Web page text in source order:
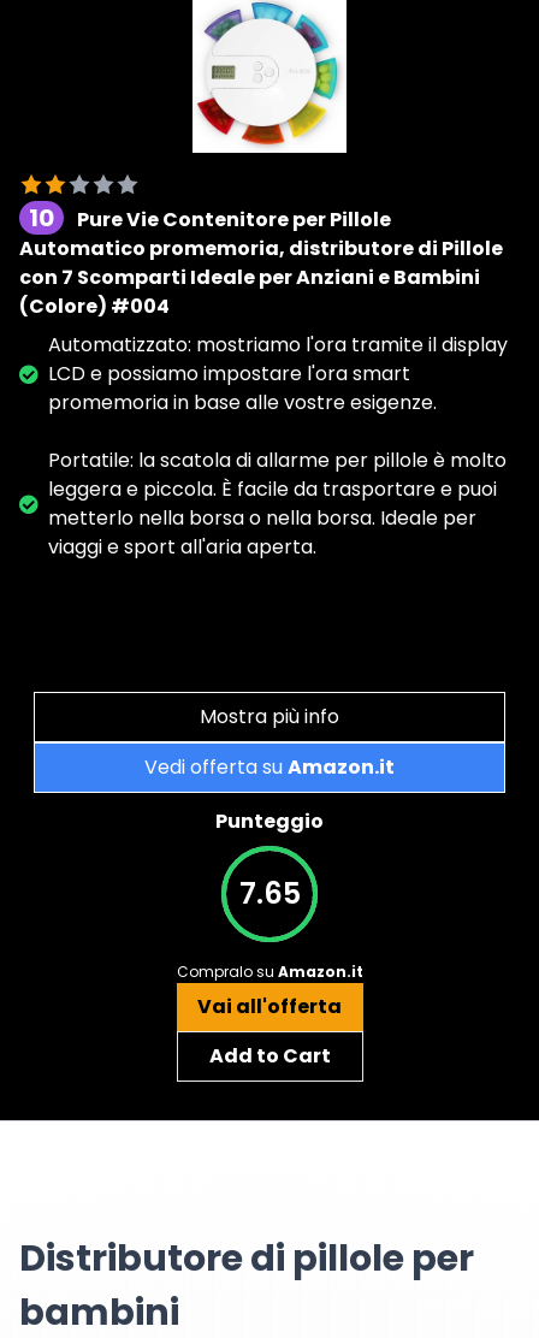
10
Pure Vie Contenitore per Pillole
Automatico promemoria, distributore di Pillole
con 7 Scomparti Ideale per Anziani e Bambini
(Colore) #004
Automatizzato: mostriamo l'ora tramite il display
LCD e possiamo impostare l'ora smart
promemoria in base alle vostre esigenze.
Portatile: la scatola di allarme per pillole è molto
leggera e piccola. È facile da trasportare e puoi
metterlo nella borsa o nella borsa. Ideale per
viaggi e sport all'aria aperta.
Mostra più info
Vedi offerta suAmazon.it
Punteggio
7.65
Compralo su Amazon.it
Vai all'offerta
Add to Cart
Distributore di pillole per
bambini